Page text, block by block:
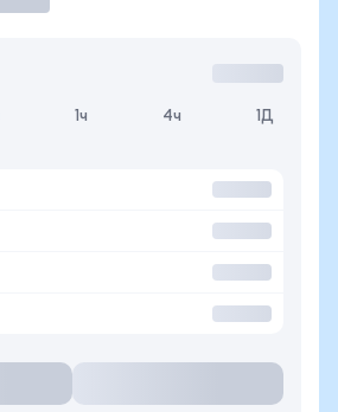
1ч 4ч 1Д